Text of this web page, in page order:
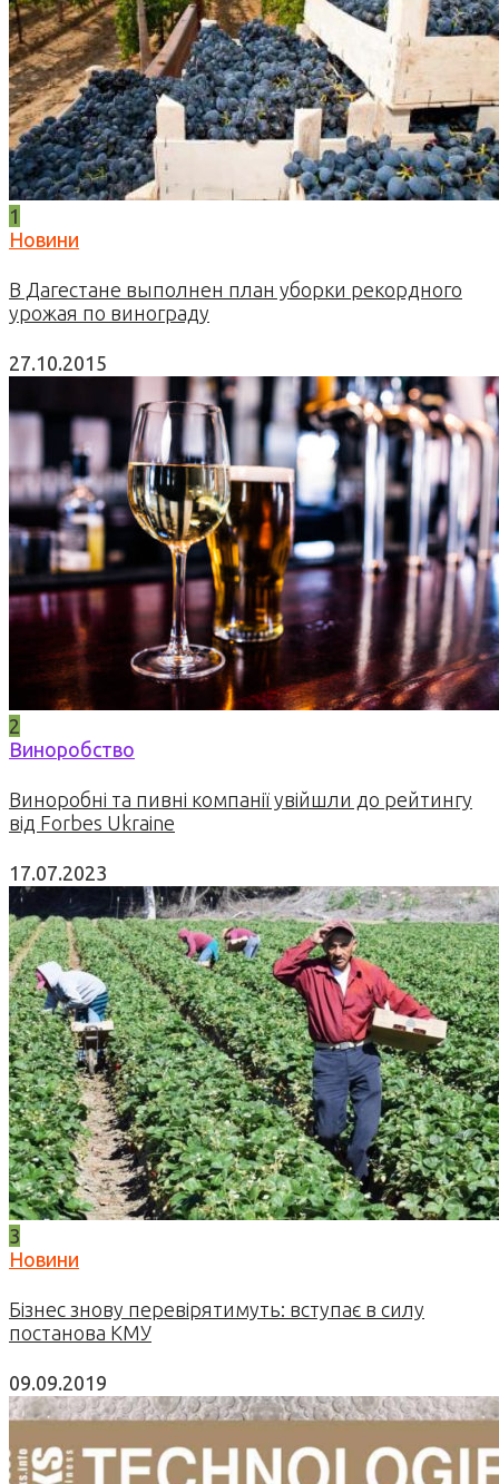
1
Новини
В Дагестане выполнен план уборки рекордного
урожая по винограду
27.10.2015
2
Виноробство
Виноробні та пивні компанії увійшли до рейтингу
від Forbes Ukraine
17.07.2023
3
Новини
Бізнес знову перевірятимуть: вступає в силу
постанова КМУ
09.09.2019